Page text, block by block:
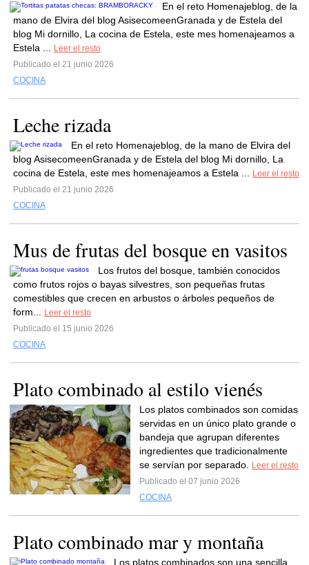
En el reto Homenajeblog, de la
mano de Elvira del blog AsisecomeenGranada y de Estela del
blog Mi dornillo, La cocina de Estela, este mes homenajeamos a
Estela ...
Leer el resto
Publicado el 21 junio 2026
COCINA
Leche rizada
En el reto Homenajeblog, de la mano de Elvira del
blog AsisecomeenGranada y de Estela del blog Mi dornillo, La
cocina de Estela, este mes homenajeamos a Estela ...
Leer el resto
Publicado el 21 junio 2026
COCINA
Mus de frutas del bosque en vasitos
Los frutos del bosque, también conocidos
como frutos rojos o bayas silvestres, son pequeñas frutas
comestibles que crecen en arbustos o árboles pequeños de
form...
Leer el resto
Publicado el 15 junio 2026
COCINA
Plato combinado al estilo vienés
Los platos combinados son comidas
servidas en un único plato grande o
bandeja que agrupan diferentes
ingredientes que tradicionalmente
se servían por separado.
Leer el resto
Publicado el 07 junio 2026
COCINA
Plato combinado mar y montaña
Los platos combinados son una sencilla